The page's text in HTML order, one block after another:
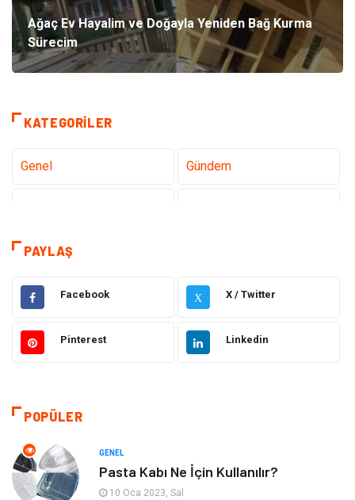
Ağaç Ev Hayalim ve Doğayla Yeniden Bağ Kurma
Sürecim
KATEGORILER
Genel Gündem
Tatil
Eğitim Gıda
Hukuk Elektrik Elektronik
Makine
Kültür
Güzellik & Bakım
PAYLAŞ
Facebook X X / Twitter
Pinterest Linkedin
POPÜLER
GENEL
Pasta Kabı Ne İçin Kullanılır?
10 Oca 2023, Sal